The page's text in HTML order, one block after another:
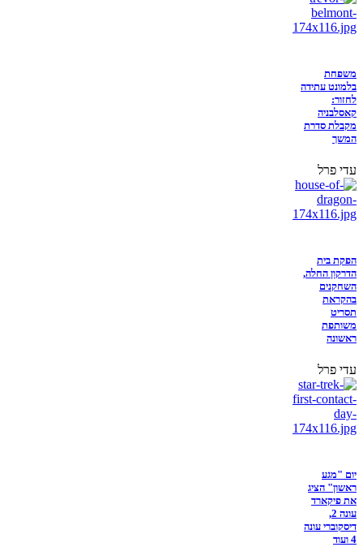
משפחת
בלמונט עתידה
לחזור:
קאסלבניה
מקבלת סדרת
המשך
עדי פרל
הפקת בית
הדרקון החלה,
השחקנים
בהקראת
תסריט
משותפת
ראשונה
עדי פרל
יום "מגע
ראשון" הציג
את פיקארד
עונה 2,
דיסקוברי עונה
4 ועוד